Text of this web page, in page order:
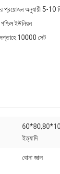
প্রয়োজন অনুযায়ী 5-10
ইউনিয়ন
10000 সেট
ইত্যাদি
বোনা জাল